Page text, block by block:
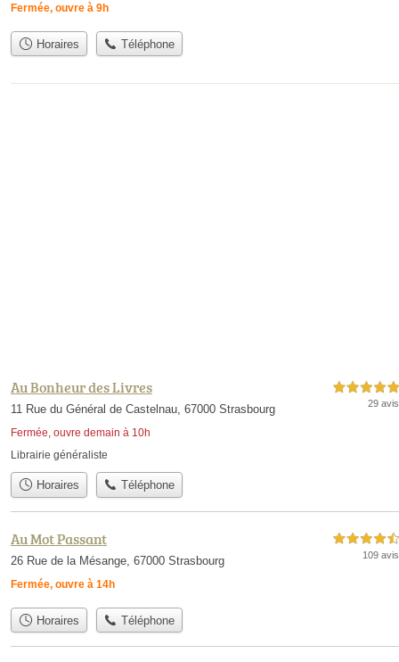
Fermée, ouvre à 9h
Horaires Téléphone
Au Bonheur des Livres
11 Rue du Général de Castelnau, 67000 Strasbourg
Fermée, ouvre demain à 10h
5,0 étoiles sur 5
29 avis
Librairie généraliste
Horaires Téléphone
Au Mot Passant
26 Rue de la Mésange, 67000 Strasbourg
Fermée, ouvre à 14h
4,5 étoiles sur 5
109 avis
Horaires Téléphone